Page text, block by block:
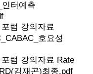
터예측
럼 강의자료
호요성
럼 강의자료 Rate
김재곤)최종.pdf